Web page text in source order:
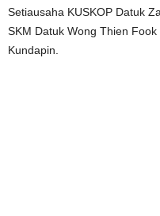
Setiausaha KUSKOP Datuk
SKM Datuk Wong Thien
Kundapin.